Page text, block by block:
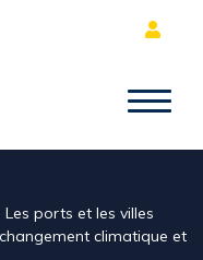
Les ports et les villes
climatique et